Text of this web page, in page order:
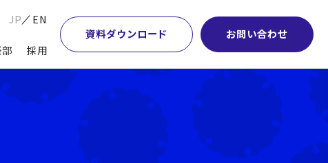
JP EN
採用
資料ダウンロード お問い合わせ
本社・間接業務改革
サプライチェーンマネジメント
物流改革
営業・マーケティング
設計・開発・生産・調達
【特集】会計システム刷新
学術顧問紹介
DE&I推進の取り組み
グループ会社